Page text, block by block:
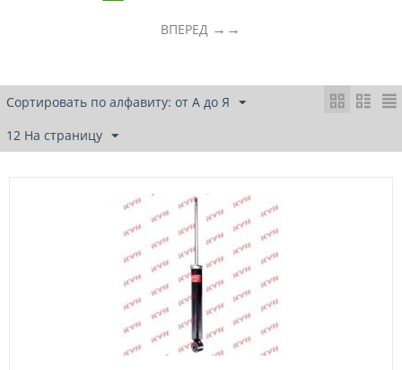
ВПЕРЕД →
Сортировать по алфавиту: от А до Я
12 На страницу